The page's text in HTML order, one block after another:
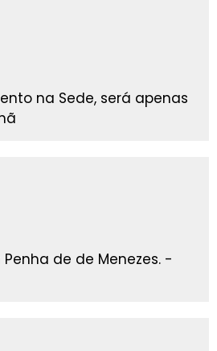
na Sede, será apenas
Penha de de Menezes. -